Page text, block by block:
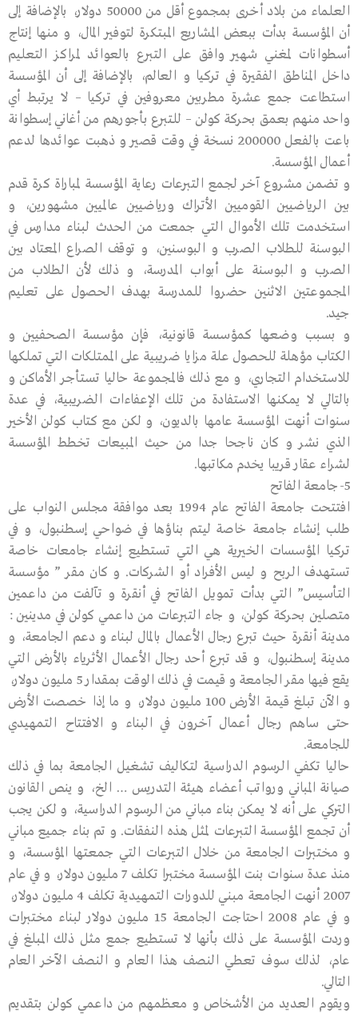
العلماء من بلاد أخرى بمجموع أقل من 50000 دولار، بالإضافة إلى
أن المؤسسة بدأت ببعض المشاريع المبتكرة لتوفير المال، و منها إنتاج
أسطوانات لمغني شهير وافق على التبرع بالعوائد لمراكز التعليم
داخل المناطق الفقيرة في تركيا و العالم، بالإضافة إلى أن المؤسسة
استطاعت جمع عشرة مطربين معروفين في تركيا – لا يرتبط أي
واحد منهم بعمق بحركة كولن – للتبرع بأجورهم من أغاني إسطوانة
باعت بالفعل 200000 نسخة في وقت قصير و ذهبت عوائدها لدعم
أعمال المؤسسة.
و تضمن مشروع آخر لجمع التبرعات رعاية المؤسسة لمباراة كرة قدم
بين الرياضيين القوميين الأتراك ورياضيين عالميين مشهورين، و
استخدمت تلك الأموال التي جمعت من الحدث لبناء مدارس في
البوسنة للطلاب الصرب و البوسنين، و توقف الصراع المعتاد بين
الصرب و البوسنة على أبواب المدرسة، و ذلك لأن الطلاب من
المجموعتين الاثنين حضروا للمدرسة بهدف الحصول على تعليم
جيد.
و بسبب وضعها كمؤسسة قانونية، فإن مؤسسة الصحفيين و
الكتاب مؤهلة للحصول علة مزايا ضريبية على الممتلكات التي تملكها
للاستخدام التجاري، و مع ذلك فالمجموعة حاليا تستأجر الأماكن و
بالتالي لا يمكنها الاستفادة من تلك الإعفاءات الضريبية، في عدة
سنوات أنهت المؤسسة عامها بالديون، و لكن مع كتاب كولن الأخير
الذي نشر و كان ناجحا جدا من حيث المبيعات تخطط المؤسسة
لشراء عقار قريبا يخدم مكاتبها.
5-جامعة الفاتح
افتتحت جامعة الفاتح عام 1994 بعد موافقة مجلس النواب على
طلب إنشاء جامعة خاصة ليتم بناؤها في ضواحي إسطنبول، و في
تركيا المؤسسات الخيرية هي التي تستطيع إنشاء جامعات خاصة
تستهدف الربح و ليس الأفراد أو الشركات. و كان مقر ” مؤسسة
التأسيس” التي بدأت تمويل الفاتح في أنقرة و تآلفت من داعمين
متصلين بحركة كولن، و جاء التبرعات من داعمي كولن في مدينين :
مدينة أنقرة حيث تبرع رجال الأعمال بالمال لبناء و دعم الجامعة، و
مدينة إسطنبول، و قد تبرع أحد رجال الأعمال الأثرياء بالأرض التي
يقع فيها مقر الجامعة و قيمت في ذلك الوقت بمقدار 5 مليون دولار،
و الآن تبلغ قيمة الأرض 100 مليون دولار، و ما إذا خصصت الأرض
حتى ساهم رجال أعمال آخرون في البناء و الافتتاح التمهيدي
للجامعة.
حاليا تكفي الرسوم الدراسية لتكاليف تشغيل الجامعة بما في ذلك
صيانة المباني ورواتب أعضاء هيئة التدريس … الخ، و ينص القانون
التركي على أنه لا يمكن بناء مباني من الرسوم الدراسية، و لكن يجب
أن تجمع المؤسسة التبرعات لمثل هذه النفقات. و تم بناء جميع مباني
و مختبرات الجامعة من خلال التبرعات التي جمعتها المؤسسة، و
منذ عدة سنوات بنت المؤسسة مختبرا تكلف 7 مليون دولار، و في عام
2007 أنهت الجامعة مبني للدورات التمهيدية تكلف 4 مليون دولار،
و في عام 2008 احتاجت الجامعة 15 مليون دولار لبناء مختبرات
وردت المؤسسة على ذلك بأنها لا تستطيع جمع مثل ذلك المبلغ في
عام، لذلك سوف تعطي النصف هذا العام و النصف الآخر العام
التالي.
ويقوم العديد من الأشخاص و معظمهم من داعمي كولن بتقديم